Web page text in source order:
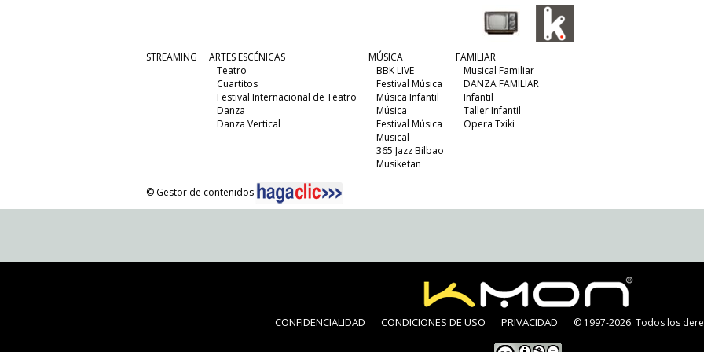
STREAMING
ARTES ESCÉNICAS
Teatro
Cuartitos
Festival Internacional de Teatro
Danza
Danza Vertical
MÚSICA
BBK LIVE
Festival Música
Música Infantil
Música
Festival Música
Musical
365 Jazz Bilbao
Musiketan
FAMILIAR
Musical Familiar
DANZA FAMILIAR
Infantil
Taller Infantil
Opera Txiki
© Gestor de contenidos
CONFIDENCIALIDAD CONDICIONES DE USO PRIVACIDAD © 1997-2026. Todos los